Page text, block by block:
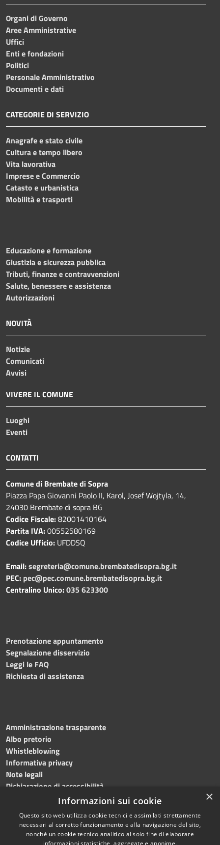
Organi di Governo
Aree Amministrative
Uffici
Enti e fondazioni
Politici
Personale Amministrativo
Documenti e dati
CATEGORIE DI SERVIZIO
Anagrafe e stato civile
Cultura e tempo libero
Vita lavorativa
Imprese e Commercio
Catasto e urbanistica
Mobilità e trasporti
Educazione e formazione
Giustizia e sicurezza pubblica
Tributi, finanze e contravvenzioni
Salute, benessere e assistenza
Autorizzazioni
NOVITÀ
Notizie
Comunicati
Avvisi
VIVERE IL COMUNE
Luoghi
Eventi
CONTATTI
Comune di Brembate di Sopra
Piazza Papa Giovanni Paolo II, Karol, Josef Wojtyla, 14,
24030 Brembate di sopra BG
Codice Fiscale:82001410164
Partita IVA:00552580169
Codice Ufficio: UFDDSQ
Email:segreteria@comune.brembatedisopra.bg.it
PEC: pec@pec.comune.brembatedisopra.bg.it
Centralino Unico:035 623300
Prenotazione appuntamento
Segnalazione disservizio
Leggi le FAQ
Richiesta di assistenza
Amministrazione trasparente
Albo pretorio
Whistleblowing
Informativa privacy
Note legali
Dichiarazione di accessibilità
Copyright © 2024Comune
×
Informazioni sui cookie
Questo sito web utilizza cookie tecnici e assimilati strettamente
necessari al corretto funzionamento e alla navigazione del sito,
nonché un cookie tecnico analitico al solo fine di elaborare
informazioni statistiche, aggregate e anonime.